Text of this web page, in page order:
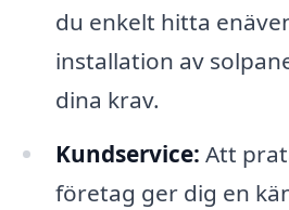
du enkelt hitta
installation av
dina krav.
Kundservice: Att
företag ger dig en